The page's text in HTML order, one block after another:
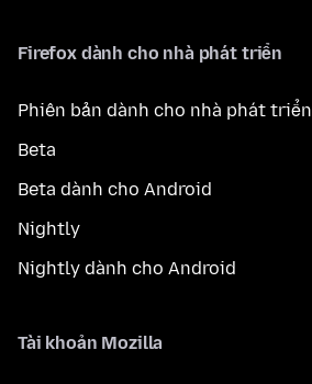
Firefox dành cho nhà phát triển
Phiên bản dành cho nhà phát triển
Beta
Beta dành cho Android
Nightly
Nightly dành cho Android
Tài khoản Mozilla